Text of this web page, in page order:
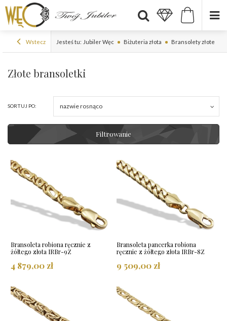
Wstecz Jesteś tu: Jubiler Węc Biżuteria złota Bransolety złote
Złote bransoletki
SORTUJ PO: nazwie rosnąco
Filtrowanie
Bransoleta robiona ręcznie z
żółtego złota IRBr-9Z
4 879,00 zł
Bransoleta pancerka robiona
ręcznie z żółtego złota IRBr-8Z
9 509,00 zł